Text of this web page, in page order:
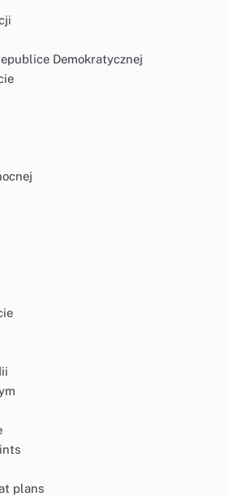
Demokratycznej
plans